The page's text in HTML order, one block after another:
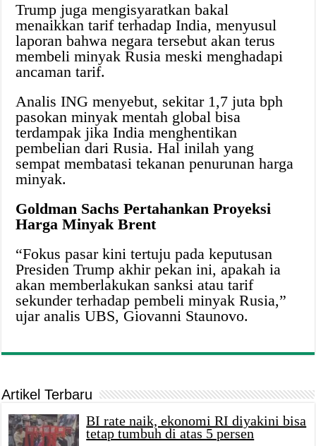
Trump juga mengisyaratkan bakal
menaikkan tarif terhadap India, menyusul
laporan bahwa negara tersebut akan terus
membeli minyak Rusia meski menghadapi
ancaman tarif.
Analis ING menyebut, sekitar 1,7 juta bph
pasokan minyak mentah global bisa
terdampak jika India menghentikan
pembelian dari Rusia. Hal inilah yang
sempat membatasi tekanan penurunan harga
minyak.
Goldman Sachs Pertahankan Proyeksi
Harga Minyak Brent
“Fokus pasar kini tertuju pada keputusan
Presiden Trump akhir pekan ini, apakah ia
akan memberlakukan sanksi atau tarif
sekunder terhadap pembeli minyak Rusia,”
ujar analis UBS, Giovanni Staunovo.
Artikel Terbaru
BI rate naik, ekonomi RI diyakini bisa
tetap tumbuh di atas 5 persen